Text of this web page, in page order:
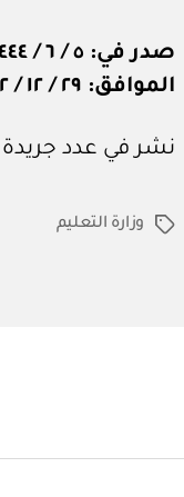
صدر في: ٥ / ٦ / ١٤٤٤هـ
الموافق: ٢٩ / ١٢ / ٢٠٢٢م
نشر في عدد جريدة أم القرى رقم
الوسوموزارة التعليم